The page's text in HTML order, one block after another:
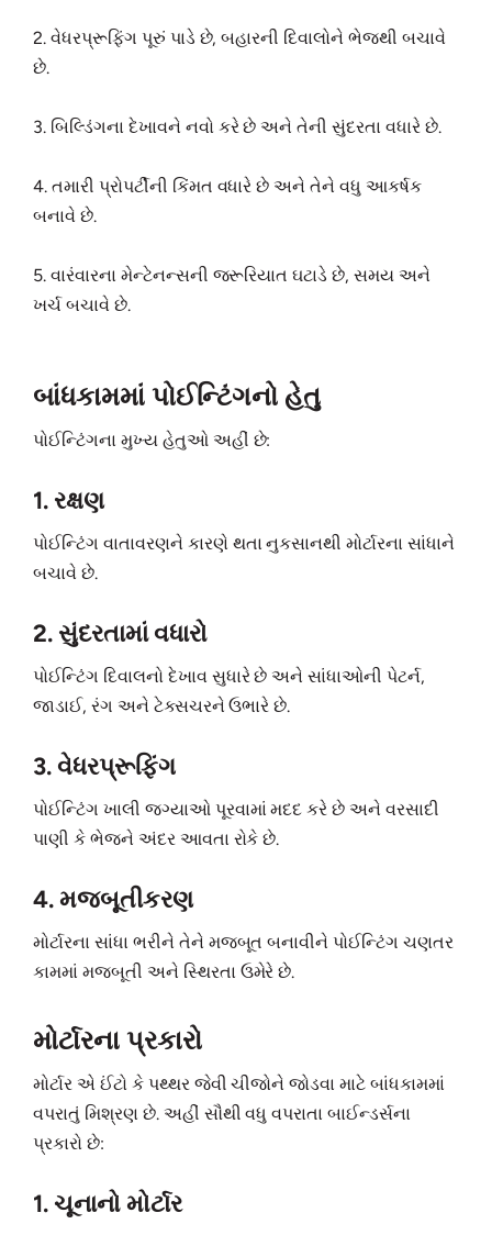
2. વેધરપ્રૂફિંગ પૂરું પાડે છે, બહારની દિવાલોને ભેજથી બચાવે
છે.
3. બિલ્ડિંગના દેખાવને નવો કરે છે અને તેની સુંદરતા વધારે છે.
4. તમારી પ્રોપર્ટીની કિંમત વધારે છે અને તેને વધુ આકર્ષક
બનાવે છે.
5. વારંવારના મેન્ટેનન્સની જરૂરિયાત ઘટાડે છે, સમય અને
ખર્ચ બચાવે છે.
બાંધકામમાં પોઈન્ટિંગનો હેતુ
પોઈન્ટિંગના મુખ્ય હેતુઓ અહીં છે:
1. રક્ષણ
પોઈન્ટિંગ વાતાવરણને કારણે થતા નુકસાનથી મોર્ટારના સાંધાને
બચાવે છે.
2. સુંદરતામાં વધારો
પોઈન્ટિંગ દિવાલનો દેખાવ સુધારે છે અને સાંધાઓની પેટર્ન,
જાડાઈ, રંગ અને ટેક્સચરને ઉભારે છે.
3. વેધરપ્રૂફિંગ
પોઈન્ટિંગ ખાલી જગ્યાઓ પૂરવામાં મદદ કરે છે અને વરસાદી
પાણી કે ભેજને અંદર આવતા રોકે છે.
4. મજબૂતીકરણ
મોર્ટારના સાંધા ભરીને તેને મજબૂત બનાવીને પોઈન્ટિંગ ચણતર
કામમાં મજબૂતી અને સ્થિરતા ઉમેરે છે.
મોર્ટારના પ્રકારો
મોર્ટાર એ ઈંટો કે પથ્થર જેવી ચીજોને જોડવા માટે બાંધકામમાં
વપરાતું મિશ્રણ છે. અહીં સૌથી વધુ વપરાતા બાઈન્ડર્સના
પ્રકારો છે:
1. ચૂનાનો મોર્ટાર